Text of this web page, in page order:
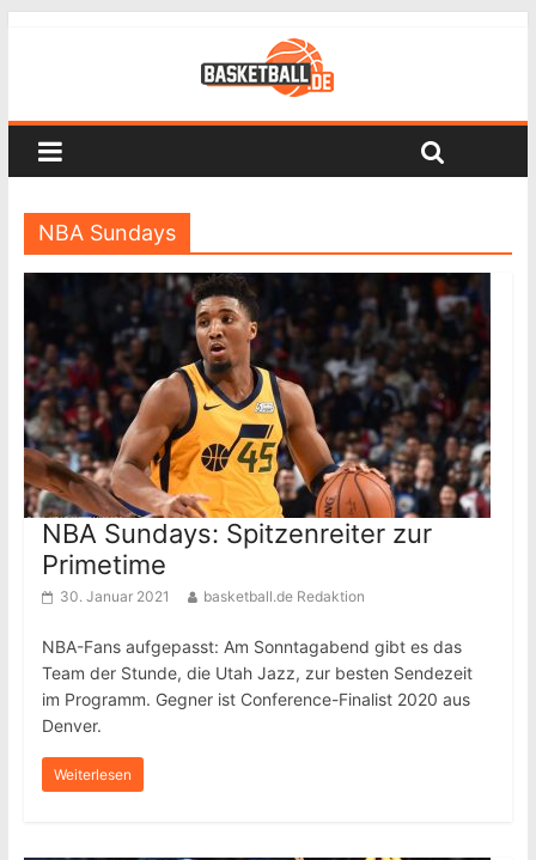
NBA Sundays
NBA Sundays: Spitzenreiter zur
Primetime
30. Januar 2021 basketball.de Redaktion
NBA-Fans aufgepasst: Am Sonntagabend gibt es das
Team der Stunde, die Utah Jazz, zur besten Sendezeit
im Programm. Gegner ist Conference-Finalist 2020 aus
Denver.
Weiterlesen